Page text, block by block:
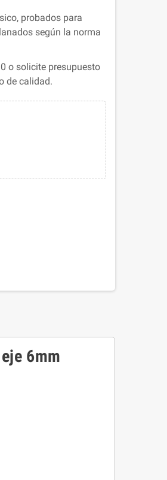
probados para
según la norma
o solicite presupuesto
de calidad.
6mm